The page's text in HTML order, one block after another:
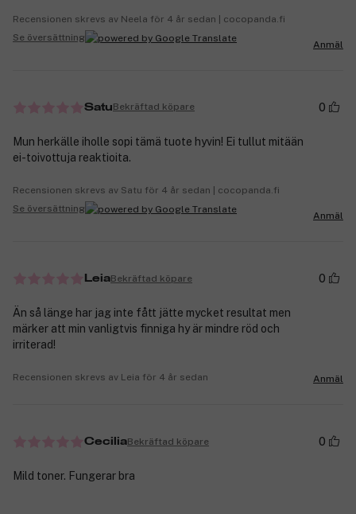
Recensionen skrevs av Neela för 4 år sedan | cocopanda.fi
Se översättning
Anmäl
SatuBekräftad köpare 0
Mun herkälle iholle sopi tämä tuote hyvin! Ei tullut mitään
ei-toivottuja reaktioita.
Recensionen skrevs av Satu för 4 år sedan | cocopanda.fi
Se översättning
Anmäl
LeiaBekräftad köpare 0
Än så länge har jag inte fått jätte mycket resultat men
märker att min vanligtvis finniga hy är mindre röd och
irriterad!
Recensionen skrevs av Leia för 4 år sedan Anmäl
CeciliaBekräftad köpare 0
Mild toner. Fungerar bra